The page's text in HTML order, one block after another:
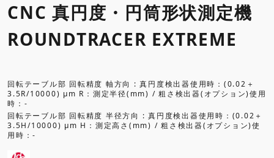
CNC 真円度・円筒形状測定機
ROUNDTRACER EXTREME
回転テーブル部 回転精度 軸方向 : 真円度検出器使用時：(0.02＋
3.5R/10000) μm R：測定半径(mm) / 粗さ検出器(オプション)使用
時：-
回転テーブル部 回転精度 半径方向 : 真円度検出器使用時：(0.02＋
3.5H/10000) μm H：測定高さ(mm) / 粗さ検出器(オプション)使
用時：-